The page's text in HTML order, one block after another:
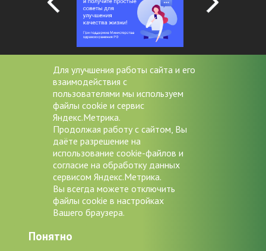
+7 (4852) 20-53-08
miac@zdrav76.ru
150000 г. Ярославль, Советская
д.11/9
Версия для слабовидящих
"Медицинский информационно-
Для улучшения работы сайта и его
взаимодействия с
пользователями мы используем
файлы cookie и сервис
Яндекс.Метрика.
Продолжая работу с сайтом, Вы
даёте разрешение на
использование cookie-файлов и
согласие на обработку данных
сервисом Яндекс.Метрика.
Вы всегда можете отключить
файлы cookie в настройках
Вашего браузера.
Понятно